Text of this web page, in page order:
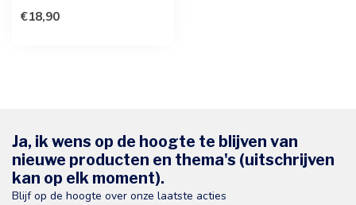
€18,90
Ja, ik wens op de hoogte te blijven van
nieuwe producten en thema's (uitschrijven
kan op elk moment).
Blijf op de hoogte over onze laatste acties